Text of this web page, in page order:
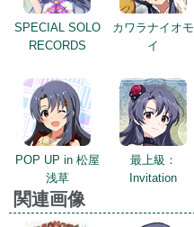
SPECIAL SOLO
RECORDS
カワラナイオモ
イ
POP UP in 松屋
浅草
最上級：
Invitation
関連画像